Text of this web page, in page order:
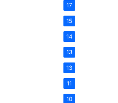
17
15
14
13
13
11
10